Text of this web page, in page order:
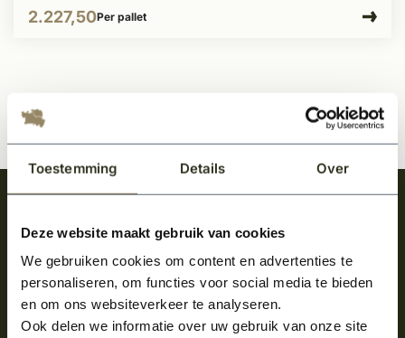
Toestemming Details Over
Deze website maakt gebruik van cookies
We gebruiken cookies om content en advertenties te
personaliseren, om functies voor social media te bieden
en om ons websiteverkeer te analyseren.
Ook delen we informatie over uw gebruik van onze site
2.227,50Per pallet
over onze kempische bouwstijl!
Aanmelden voor de nieuwsbrief